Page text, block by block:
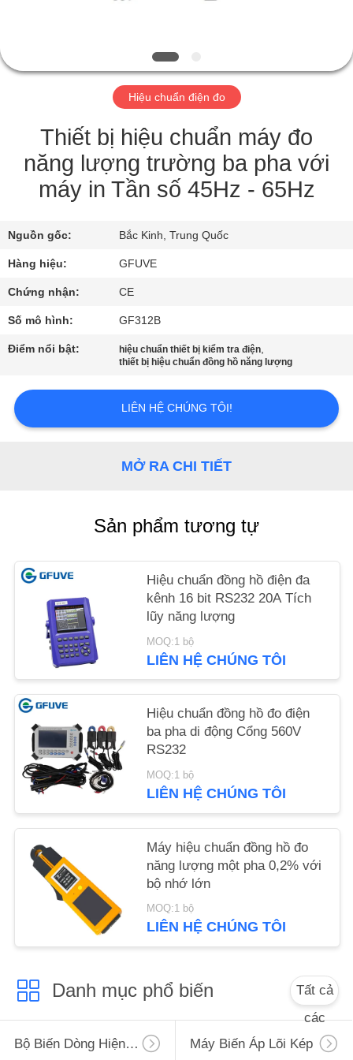
NHÀ
KIỂM
SOÁT
CHẤT
LIÊN
HỆ
CHÚNG
TÔI
TIN
TỨC
TRANG
WEB
PRIVACY
POLICY
Hiệu chuẩn điện đo
Thiết bị hiệu chuẩn máy đo
năng lượng trường ba pha với
máy in Tần số 45Hz - 65Hz
Nguồn gốc: Bắc Kinh, Trung Quốc
Hàng hiệu: GFUVE
Chứng nhận: CE
Số mô hình: GF312B
Điểm nổi bật: hiệu chuẩn thiết bị kiểm tra điện,
thiết bị hiệu chuẩn đồng hồ năng lượng
LIÊN HỆ CHÚNG TÔI!
MỞ RA CHI TIẾT
Sản phẩm tương tự
Hiệu chuẩn đồng hồ điện đa
kênh 16 bit RS232 20A Tích
lũy năng lượng
MOQ:1 bộ
LIÊN HỆ CHÚNG TÔI
Hiệu chuẩn đồng hồ đo điện
ba pha di động Cổng 560V
RS232
MOQ:1 bộ
LIÊN HỆ CHÚNG TÔI
Máy hiệu chuẩn đồng hồ đo
năng lượng một pha 0,2% với
bộ nhớ lớn
MOQ:1 bộ
LIÊN HỆ CHÚNG TÔI
Danh mục phổ biến
Tất cả
các
Bộ Biến Dòng Hiện Tại Số Không
Máy Biến Áp Lõi Kép